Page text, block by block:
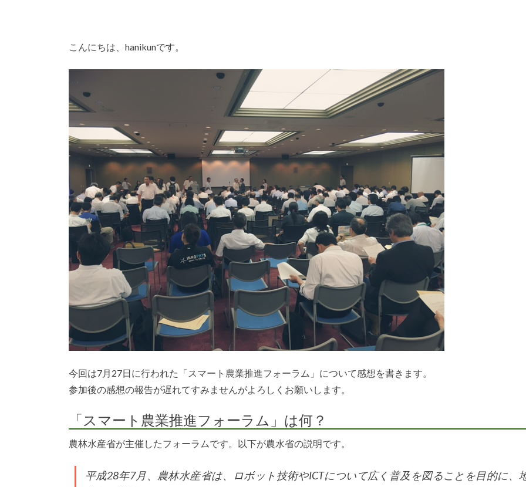
こんにちは、hanikunです。
今回は7月27日に行われた「スマート農業推進フォーラム」について感想を書きます。
参加後の感想の報告が遅れてすみませんがよろしくお願いします。
「スマート農業推進フォーラム」は何？
農林水産省が主催したフォーラムです。以下が農水省の説明です。
平成28年7月、農林水産省は、ロボット技術やICTについて広く普及を図ることを目的に、